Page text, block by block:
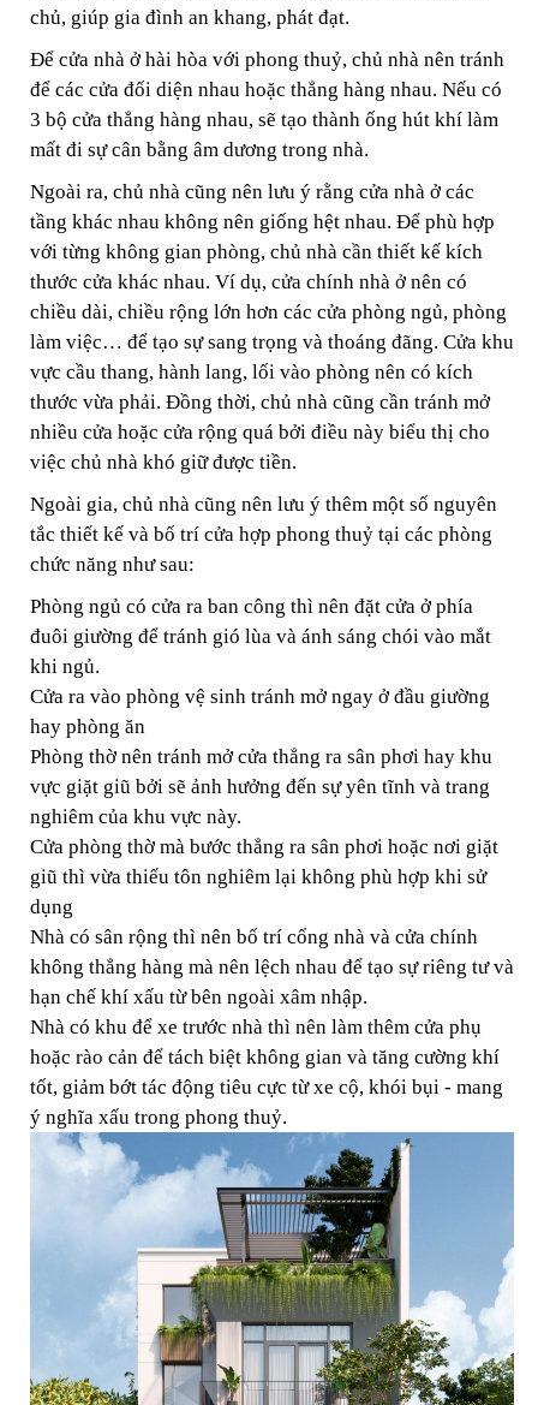
chủ, giúp gia đình an khang, phát đạt.
Để cửa nhà ở hài hòa với phong thuỷ, chủ nhà nên tránh
để các cửa đối diện nhau hoặc thẳng hàng nhau. Nếu có
3 bộ cửa thẳng hàng nhau, sẽ tạo thành ống hút khí làm
mất đi sự cân bằng âm dương trong nhà.
Ngoài ra, chủ nhà cũng nên lưu ý rằng cửa nhà ở các
tầng khác nhau không nên giống hệt nhau. Để phù hợp
với từng không gian phòng, chủ nhà cần thiết kế kích
thước cửa khác nhau. Ví dụ, cửa chính nhà ở nên có
chiều dài, chiều rộng lớn hơn các cửa phòng ngủ, phòng
làm việc… để tạo sự sang trọng và thoáng đãng. Cửa khu
vực cầu thang, hành lang, lối vào phòng nên có kích
thước vừa phải. Đồng thời, chủ nhà cũng cần tránh mở
nhiều cửa hoặc cửa rộng quá bởi điều này biểu thị cho
việc chủ nhà khó giữ được tiền.
Ngoài gia, chủ nhà cũng nên lưu ý thêm một số nguyên
tắc thiết kế và bố trí cửa hợp phong thuỷ tại các phòng
chức năng như sau:
Phòng ngủ có cửa ra ban công thì nên đặt cửa ở phía
đuôi giường để tránh gió lùa và ánh sáng chói vào mắt
khi ngủ.
Cửa ra vào phòng vệ sinh tránh mở ngay ở đầu giường
hay phòng ăn
Phòng thờ nên tránh mở cửa thẳng ra sân phơi hay khu
vực giặt giũ bởi sẽ ảnh hưởng đến sự yên tĩnh và trang
nghiêm của khu vực này.
Cửa phòng thờ mà bước thẳng ra sân phơi hoặc nơi giặt
giũ thì vừa thiếu tôn nghiêm lại không phù hợp khi sử
dụng
Nhà có sân rộng thì nên bố trí cổng nhà và cửa chính
không thẳng hàng mà nên lệch nhau để tạo sự riêng tư và
hạn chế khí xấu từ bên ngoài xâm nhập.
Nhà có khu để xe trước nhà thì nên làm thêm cửa phụ
hoặc rào cản để tách biệt không gian và tăng cường khí
tốt, giảm bớt tác động tiêu cực từ xe cộ, khói bụi - mang
ý nghĩa xấu trong phong thuỷ.